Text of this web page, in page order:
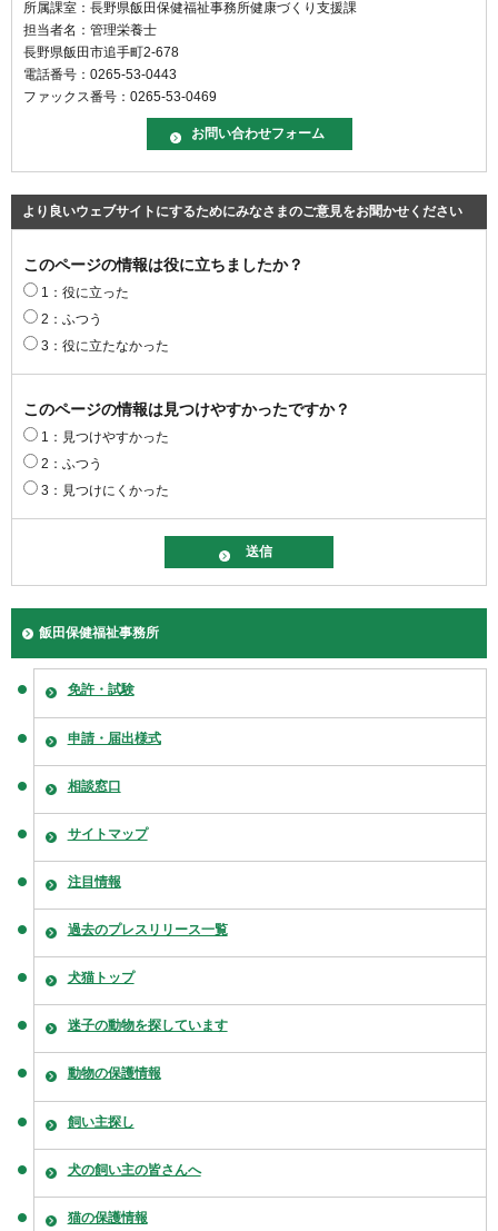
所属課室：長野県飯田保健福祉事務所健康づくり支援課
担当者名：管理栄養士
長野県飯田市追手町2-678
電話番号：0265-53-0443
ファックス番号：0265-53-0469
より良いウェブサイトにするためにみなさまのご意見をお聞かせください
このページの情報は役に立ちましたか？
1：役に立った
2：ふつう
3：役に立たなかった
このページの情報は見つけやすかったですか？
1：見つけやすかった
2：ふつう
3：見つけにくかった
飯田保健福祉事務所
免許・試験
申請・届出様式
相談窓口
サイトマップ
注目情報
過去のプレスリリース一覧
犬猫トップ
迷子の動物を探しています
動物の保護情報
飼い主探し
犬の飼い主の皆さんへ
猫の保護情報